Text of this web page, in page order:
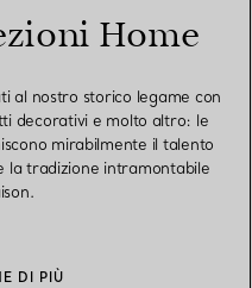
Home
al nostro storico legame con
decorativi e molto altro: le
mirabilmente il talento
la tradizione intramontabile
DI PIÙ